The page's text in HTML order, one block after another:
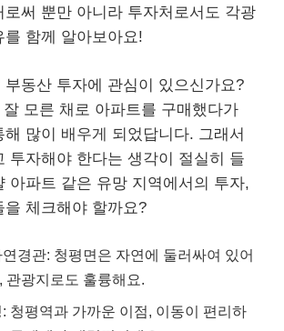
로써 뿐만 아니라 투자처로서도 각광
를 함께 알아보아요!
부동산 투자에 관심이 있으신가요?
모른 채로 아파트를 구매했다가
해 많이 배우게 되었답니다. 그래서
투자해야 한다는 생각이 절실히 들
아파트 같은 유망 지역에서의 투자,
을 체크해야 할까요?
경관: 청평면은 자연에 둘러싸여 있어
관광지로도 훌륭해요.
청평역과 가까운 이점, 이동이 편리하